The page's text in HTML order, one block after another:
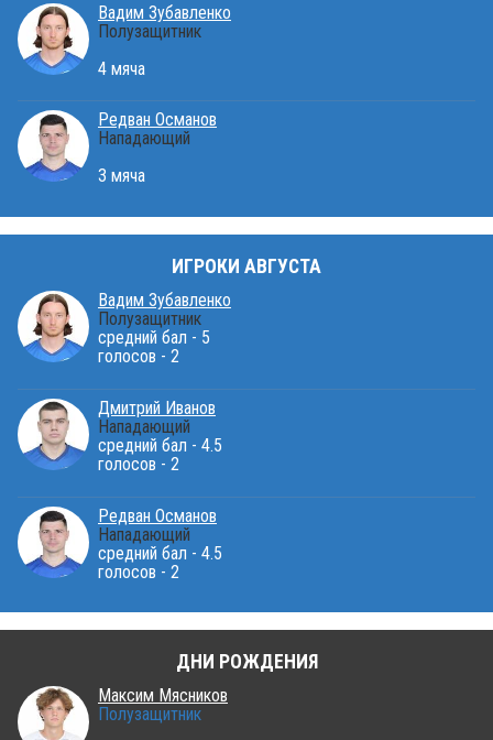
Вадим Зубавленко
Полузащитник
4 мяча
Редван Османов
Нападающий
3 мяча
ИГРОКИ АВГУСТА
Вадим Зубавленко
Полузащитник
средний бал - 5
голосов - 2
Дмитрий Иванов
Нападающий
средний бал - 4.5
голосов - 2
Редван Османов
Нападающий
средний бал - 4.5
голосов - 2
ДНИ РОЖДЕНИЯ
Максим Мясников
Полузащитник